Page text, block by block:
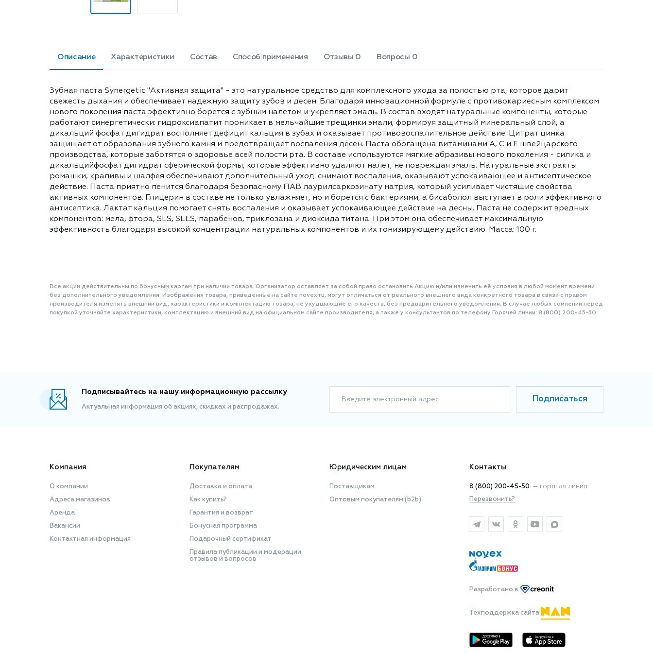
которые заботятся о здоровье всей
дигидрат сферической формы,
которые эффективно удаляют налет,
не повреждая эмаль. Натуральные
экстракты ромашки, крапивы и
шалфея обеспечивают
дополнительный уход: снимают
воспаления, оказывают
успокаивающее и антисептическое
действие. Паста приятно пенится
благодаря безопасному ПАВ
лаурилсаркозинату натрия, который
усиливает чистящие свойства
активных компонентов. Глицерин в
составе не только увлажняет, но и
борется с бактериями, а бисаболол
вредных компонентов: мела, фтора,
SLS, SLES, парабенов, триклозана и
диоксида титана. При этом она
обеспечивает максимальную
Описание Характеристики Состав Способ применения Отзывы 0 Вопросы 0
Зубная паста Synergetic "Активная защита" - это натуральное средство для комплексного ухода за полостью рта, которое дарит
свежесть дыхания и обеспечивает надежную защиту зубов и десен. Благодаря инновационной формуле с противокариесным комплексом
нового поколения паста эффективно борется с зубным налетом и укрепляет эмаль. В состав входят натуральные компоненты, которые
работают синергетически: гидроксиапатит проникает в мельчайшие трещинки эмали, формируя защитный минеральный слой, а
дикальций фосфат дигидрат восполняет дефицит кальция в зубах и оказывает противовоспалительное действие. Цитрат цинка
защищает от образования зубного камня и предотвращает воспаления десен. Паста обогащена витаминами А, С и Е швейцарского
производства, которые заботятся о здоровье всей полости рта. В составе используются мягкие абразивы нового поколения - силика и
дикальцийфосфат дигидрат сферической формы, которые эффективно удаляют налет, не повреждая эмаль. Натуральные экстракты
ромашки, крапивы и шалфея обеспечивают дополнительный уход: снимают воспаления, оказывают успокаивающее и антисептическое
действие. Паста приятно пенится благодаря безопасному ПАВ лаурилсаркозинату натрия, который усиливает чистящие свойства
активных компонентов. Глицерин в составе не только увлажняет, но и борется с бактериями, а бисаболол выступает в роли эффективного
антисептика. Лактат кальция помогает снять воспаления и оказывает успокаивающее действие на десны. Паста не содержит вредных
компонентов: мела, фтора, SLS, SLES, парабенов, триклозана и диоксида титана. При этом она обеспечивает максимальную
эффективность благодаря высокой концентрации натуральных компонентов и их тонизирующему действию. Масса: 100 г.
Все акции действительны по бонусным картам при наличии товара. Организатор оставляет за собой право остановить Акцию и/или изменить её условия в любой момент времени
без дополнительного уведомления. Изображения товара, приведенные на сайте novex.ru, могут отличаться от реального внешнего вида конкретного товара в связи с правом
производителя изменять внешний вид, характеристики и комплектацию товара, не ухудшающие его качеств, без предварительного уведомления. В случае любых сомнений перед
покупкой уточняйте характеристики, комплектацию и внешний вид на официальном сайте производителя, а также у консультантов по телефону Горячей линии: 8 (800) 200-45-50.
Подписывайтесь на нашу информационную рассылку
Актуальная информация об акциях, скидках и распродажах.
Введите электронный адрес Подписаться
Компания
О компании
Адреса магазинов
Аренда
Вакансии
Контактная информация
Покупателям
Доставка и оплата
Как купить?
Гарантия и возврат
Бонусная программа
Подарочный сертификат
Правила публикации и модерации
отзывов и вопросов
Юридическим лицам
Поставщикам
Оптовым покупателям (b2b)
Контакты
8 (800) 200-45-50 — горячая линия
Перезвонить?
Разработано в
Техподдержка сайта